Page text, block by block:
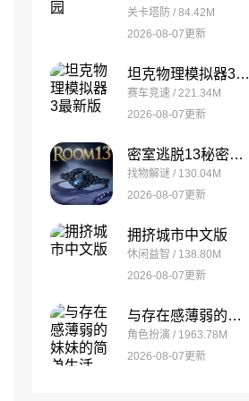
关卡塔防 / 84.42M
2026-08-07更新
坦克物理模拟器3最新版
赛车竞速 / 221.34M
2026-08-07更新
密室逃脱13秘密任务最新版
找物解谜 / 130.04M
2026-08-07更新
拥挤城市中文版
休闲益智 / 138.80M
2026-08-07更新
与存在感薄弱的妹妹的简单生活
角色扮演 / 1963.78M
2026-08-07更新